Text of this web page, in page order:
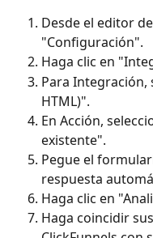
Desde el editor
"Configuración".
Haga clic en
Para
HTML)".
En Acción,
existente".
Pegue el
respuesta
Haga clic en
Haga coincidir